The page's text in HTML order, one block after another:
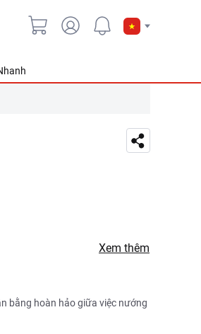
Xem thêm
bằng hoàn hảo giữa việc nướng